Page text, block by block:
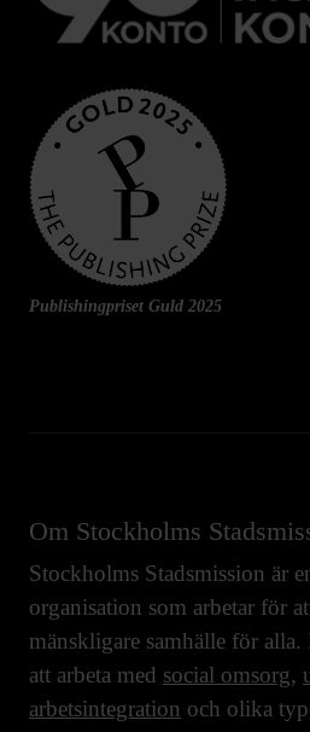
Publishingpriset Guld 2025
Om Stockholms
Stockholms Stadsmission är
organisation som arbetar för
mänskligare samhälle för
att arbeta med social omsorg,
arbetsintegration och olika